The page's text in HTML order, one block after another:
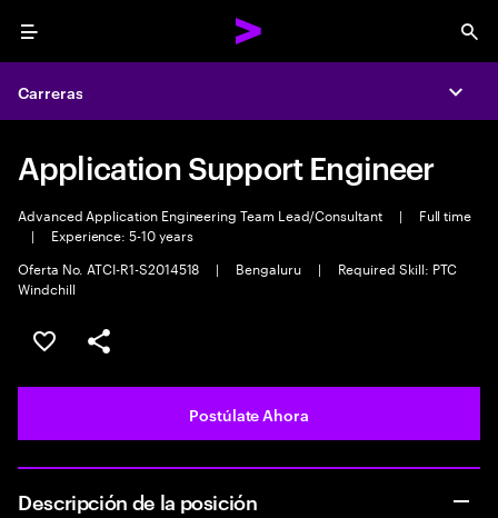
Menu
Carreras
Application Support Engineer
Advanced Application Engineering Team Lead/Consultant |
Full time
|
Experience: 5-10 years
Oferta No. ATCI-R1-S2014518
| Bengaluru |
Required Skill: PTC
Windchill
Guardar este empleo
Compartir este empleo
Postúlate Ahora
Descripción de la posición